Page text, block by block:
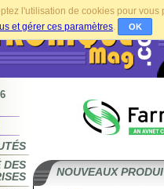
l'utilisation de cookies pour vous
et gérer ces paramètres. OK
DES
NOUVEAUX